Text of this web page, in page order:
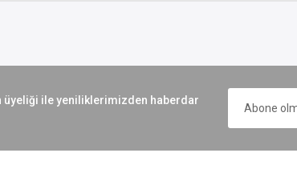
üyeliği ile yeniliklerimizden haberdar